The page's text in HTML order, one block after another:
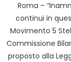
Roma –
continui in
Movimento 5
Commissione
proposto alla